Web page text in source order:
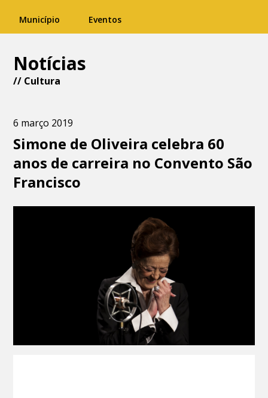
Município Eventos
Notícias
// Cultura
6 março 2019
Simone de Oliveira celebra 60
anos de carreira no Convento São
Francisco